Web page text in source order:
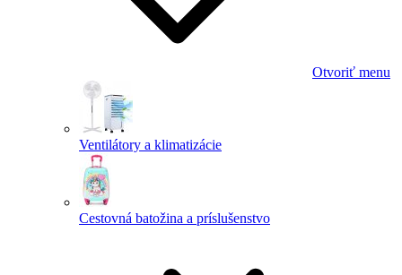
Otvoriť menu
Ventilátory a klimatizácie
Cestovná batožina a príslušenstvo